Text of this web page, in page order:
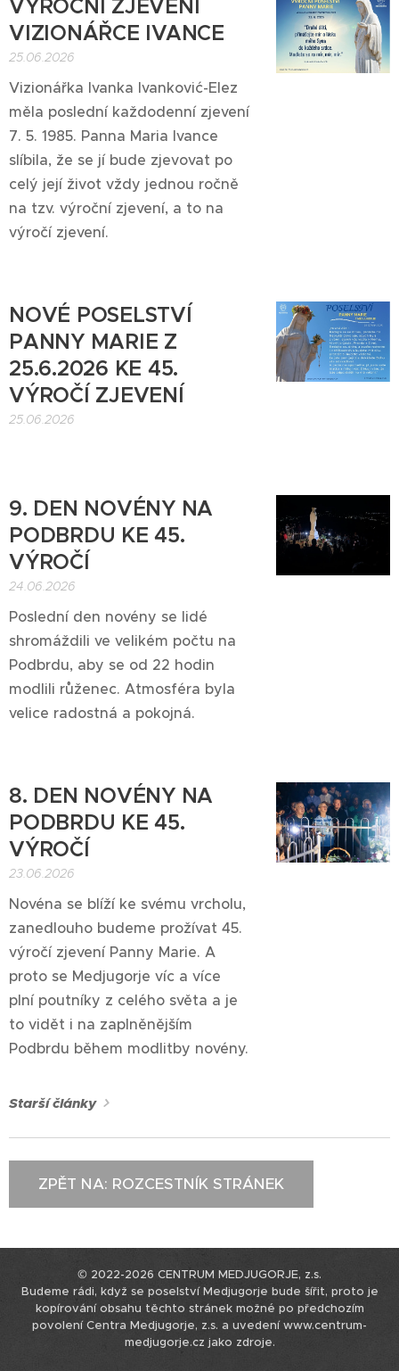
VÝROČNÍ ZJEVENÍ
VIZIONÁŘCE IVANCE
25.06.2026
Vizionářka Ivanka Ivanković-Elez
měla poslední každodenní zjevení
7. 5. 1985. Panna Maria Ivance
slíbila, že se jí bude zjevovat po
celý její život vždy jednou ročně
na tzv. výroční zjevení, a to na
výročí zjevení.
NOVÉ POSELSTVÍ
PANNY MARIE Z
25.6.2026 KE 45.
VÝROČÍ ZJEVENÍ
25.06.2026
9. DEN NOVÉNY NA
PODBRDU KE 45.
VÝROČÍ
24.06.2026
Poslední den novény se lidé
shromáždili ve velikém počtu na
Podbrdu, aby se od 22 hodin
modlili růženec. Atmosféra byla
velice radostná a pokojná.
8. DEN NOVÉNY NA
PODBRDU KE 45.
VÝROČÍ
23.06.2026
Novéna se blíží ke svému vrcholu,
zanedlouho budeme prožívat 45.
výročí zjevení Panny Marie. A
proto se Medjugorje víc a více
plní poutníky z celého světa a je
to vidět i na zaplněnějším
Podbrdu během modlitby novény.
Starší články
ZPĚT NA: ROZCESTNÍK STRÁNEK
© 2022-2026 CENTRUM MEDJUGORJE, z.s.
Budeme rádi, když se poselství Medjugorje bude šířit, proto je
kopírování obsahu těchto stránek možné po předchozím
povolení Centra Medjugorje, z.s. a uvedení www.centrum-
medjugorje.cz jako zdroje.